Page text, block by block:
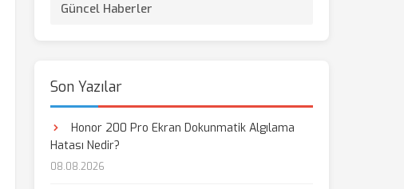
Güncel Haberler
Son Yazılar
Honor 200 Pro Ekran Dokunmatik Algılama
Hatası Nedir?
08.08.2026